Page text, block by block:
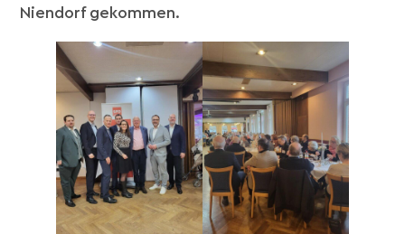
Niendorf gekommen.